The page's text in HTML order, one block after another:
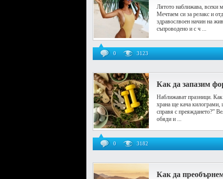
Лятото наближава, всеки
Мечтаем си за релакс и
здравослвоен начин на
съпроводено и с ч ...
0 3123
Как да запазим
Наближават празници.
храна ще кача килограми,
справя с преяждането?”
обяди и ...
0 3182
Как да